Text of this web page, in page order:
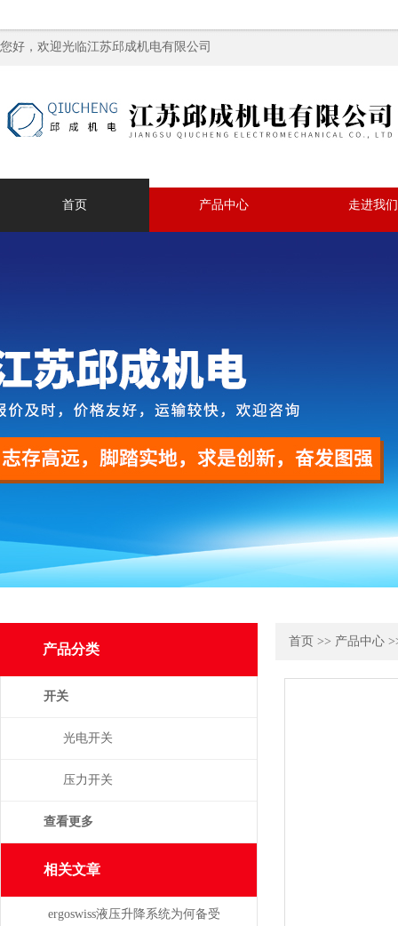
您好，欢迎光临江苏邱成机电有限公司
首页 产品中心 走进我们
产品分类
开关
光电开关
压力开关
查看更多
相关文章
ergoswiss液压升降系统为何备受
首页 >> 产品中心